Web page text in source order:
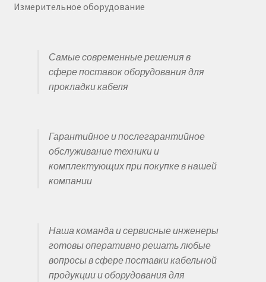
Измерительное оборудование
Самые современные решения в
сфере поставок оборудования для
прокладки кабеля
Гарантийное и послегарантийное
обслуживание техники и
комплектующих при покупке в нашей
компании
Наша команда и сервисные инженеры
готовы оперативно решать любые
вопросы в сфере поставки кабельной
продукции и оборудования для